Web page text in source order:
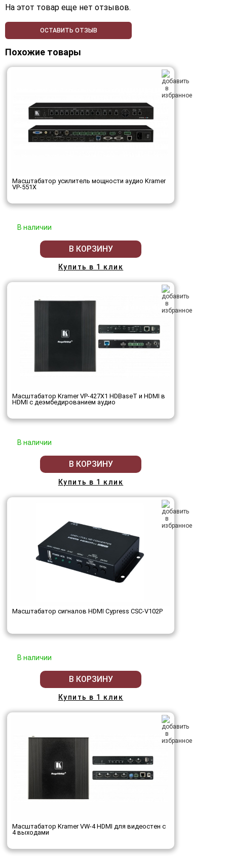
На этот товар еще нет отзывов.
ОСТАВИТЬ ОТЗЫВ
Похожие товары
Масштабатор усилитель мощности аудио Kramer
VP-551X
В наличии
В КОРЗИНУ
Купить в 1 клик
Масштабатор Kramer VP-427X1 HDBaseT и HDMI в
HDMI с деэмбедированием аудио
В наличии
В КОРЗИНУ
Купить в 1 клик
Масштабатор сигналов HDMI Cypress CSC-V102P
В наличии
В КОРЗИНУ
Купить в 1 клик
Масштабатор Kramer VW-4 HDMI для видеостен с
4 выходами